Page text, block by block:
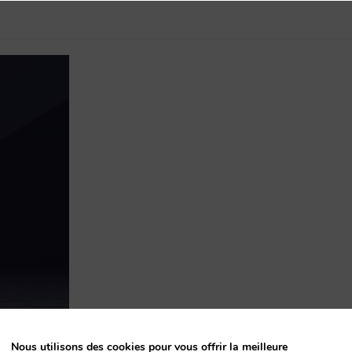
Nous utilisons des cookies pour vous offrir la meilleure